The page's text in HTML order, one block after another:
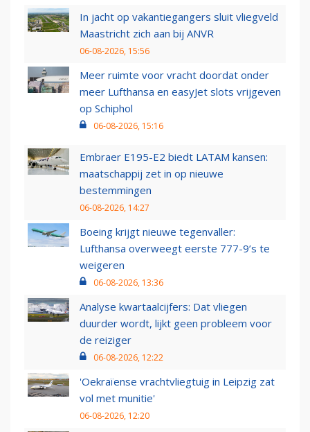
In jacht op vakantiegangers sluit vliegveld
Maastricht zich aan bij ANVR
06-08-2026, 15:56
Meer ruimte voor vracht doordat onder
meer Lufthansa en easyJet slots vrijgeven
op Schiphol
06-08-2026, 15:16
Embraer E195-E2 biedt LATAM kansen:
maatschappij zet in op nieuwe
bestemmingen
06-08-2026, 14:27
Boeing krijgt nieuwe tegenvaller:
Lufthansa overweegt eerste 777-9’s te
weigeren
06-08-2026, 13:36
Analyse kwartaalcijfers: Dat vliegen
duurder wordt, lijkt geen probleem voor
de reiziger
06-08-2026, 12:22
'Oekraïense vrachtvliegtuig in Leipzig zat
vol met munitie'
06-08-2026, 12:20